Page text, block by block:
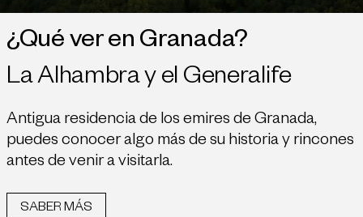
¿Qué ver en Granada?
La Alhambra y el Generalife
Antigua residencia de los emires de Granada,
puedes conocer algo más de su historia y rincones
antes de venir a visitarla.
SABER MÁS